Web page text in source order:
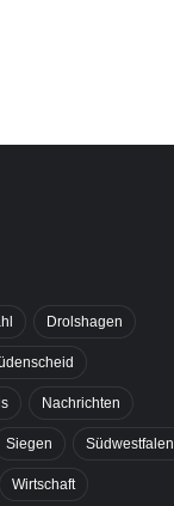
Drolshagen
Nachrichten
Siegen Südwestfalen
Wirtschaft